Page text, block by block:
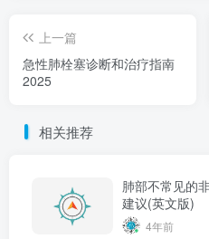
上一篇
急性肺栓塞诊断和治疗指南
2025
相关推荐
肺部不常见的
建议(英文版)
4年前